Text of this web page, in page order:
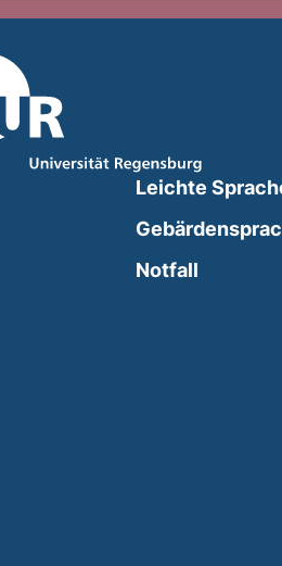
opens in a new window)
Leichte
Notfall